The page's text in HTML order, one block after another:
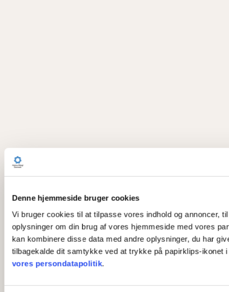
Denne hjemmeside bruger cookies
Vi bruger cookies til at tilpasse vores indhold og annoncer,
oplysninger om din brug af vores hjemmeside med vores
kan kombinere disse data med andre oplysninger, du har
tilbagekalde dit samtykke ved at trykke på papirklips-ikonet
vores persondatapolitik.